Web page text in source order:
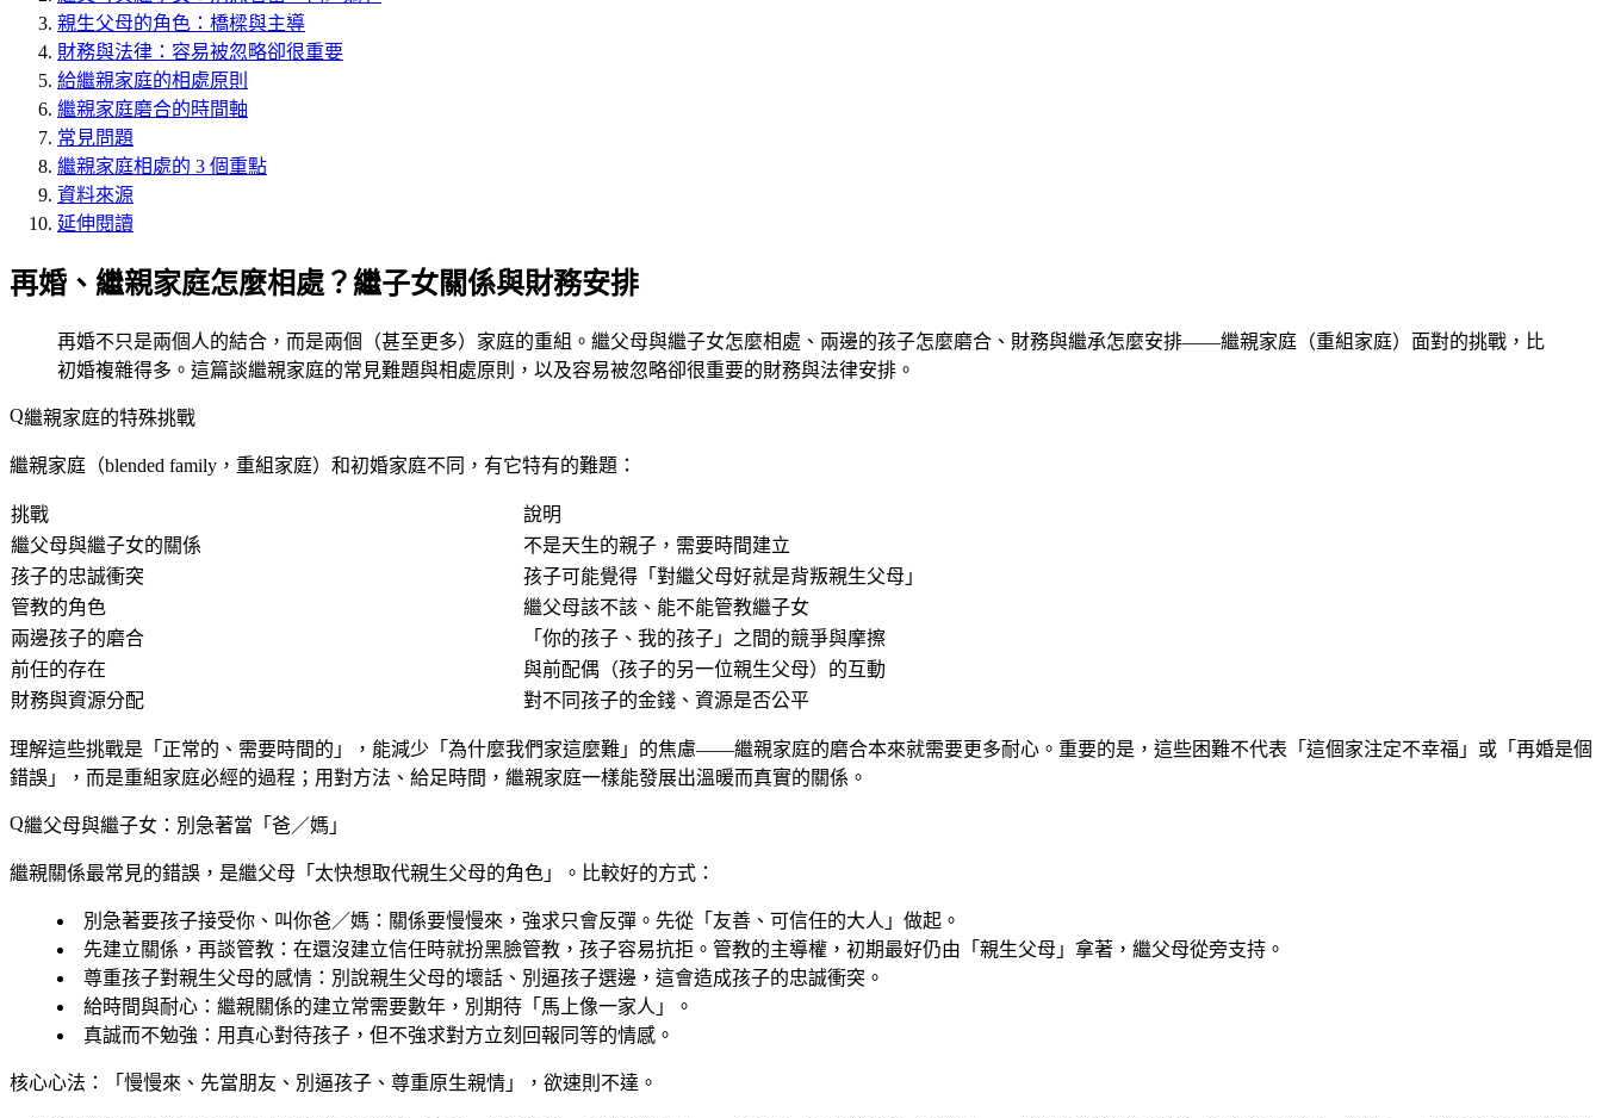
親生父母的角色：橋樑與主導
財務與法律：容易被忽略卻很重要
給繼親家庭的相處原則
繼親家庭磨合的時間軸
常見問題
繼親家庭相處的 3 個重點
資料來源
延伸閱讀
再婚、繼親家庭怎麼相處？繼子女關係與財務安排
再婚不只是兩個人的結合，而是兩個（甚至更多）家庭的重組。繼父母與繼子女怎麼相處、兩邊的孩子怎麼磨合、財務與繼承怎麼安排——繼親家庭（重組家庭）面對的挑戰，比
初婚複雜得多。這篇談繼親家庭的常見難題與相處原則，以及容易被忽略卻很重要的財務與法律安排。
繼親家庭的特殊挑戰
繼親家庭（blended family，重組家庭）和初婚家庭不同，有它特有的難題：
挑戰
說明
繼父母與繼子女的關係
不是天生的親子，需要時間建立
孩子的忠誠衝突
孩子可能覺得「對繼父母好就是背叛親生父母」
管教的角色
繼父母該不該、能不能管教繼子女
兩邊孩子的磨合
「你的孩子、我的孩子」之間的競爭與摩擦
前任的存在
與前配偶（孩子的另一位親生父母）的互動
財務與資源分配
對不同孩子的金錢、資源是否公平
理解這些挑戰是「正常的、需要時間的」，能減少「為什麼我們家這麼難」的焦慮——繼親家庭的磨合本來就需要更多耐心。重要的是，這些困難不代表「這個家注定不幸福」或「再婚是個
錯誤」，而是重組家庭必經的過程；用對方法、給足時間，繼親家庭一樣能發展出溫暖而真實的關係。
繼父母與繼子女：別急著當「爸／媽」
繼親關係最常見的錯誤，是繼父母「太快想取代親生父母的角色」。比較好的方式：
別急著要孩子接受你、叫你爸／媽 ：關係要慢慢來，強求只會反彈。先從「友善、可信任的大人」做起。
先建立關係，再談管教 ：在還沒建立信任時就扮黑臉管教，孩子容易抗拒。管教的主導權，初期最好仍由「親生父母」拿著，繼父母從旁支持。
尊重孩子對親生父母的感情 ：別說親生父母的壞話、別逼孩子選邊，這會造成孩子的忠誠衝突。
給時間與耐心 ：繼親關係的建立常需要數年，別期待「馬上像一家人」。
真誠而不勉強 ：用真心對待孩子，但不強求對方立刻回報同等的情感。
核心心法： 「慢慢來、先當朋友、別逼孩子、尊重原生親情」 ，欲速則不達。